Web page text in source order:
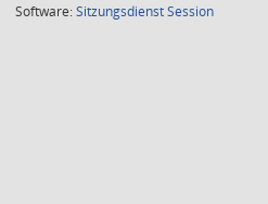
Software:SitzungsdienstSession(Wird in